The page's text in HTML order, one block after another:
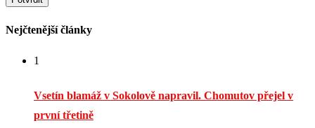
Nejčtenější články
1
Vsetín blamáž v Sokolově napravil. Chomutov přejel v
první třetině